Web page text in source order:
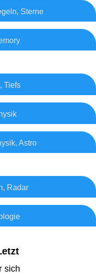
Sterne
Tiefs
Astro
Radar
sich